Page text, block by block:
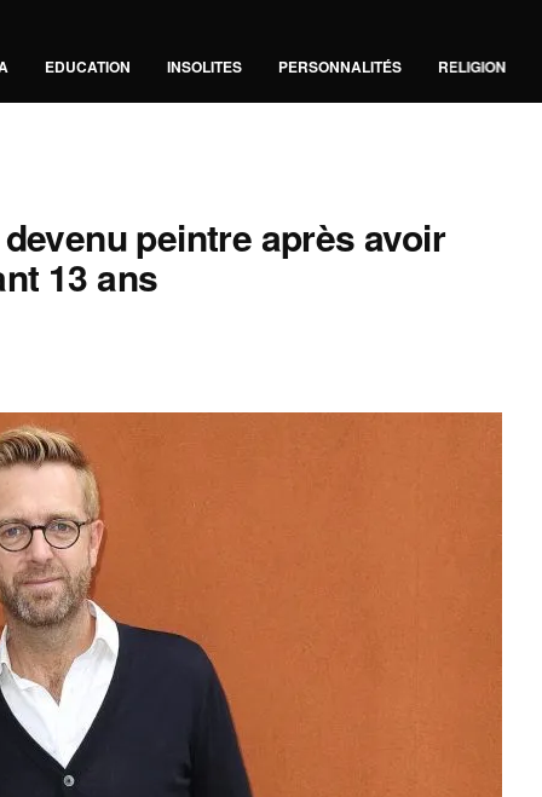
EDUCATION INSOLITES PERSONNALITÉS RELIGION
peintre après avoir
13 ans